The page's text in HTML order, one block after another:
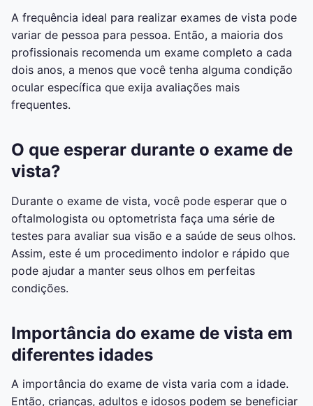
A frequência ideal para realizar exames de vista pode
variar de pessoa para pessoa. Então, a maioria dos
profissionais recomenda um exame completo a cada
dois anos, a menos que você tenha alguma condição
ocular específica que exija avaliações mais
frequentes.
O que esperar durante o exame de
vista?
Durante o exame de vista, você pode esperar que o
oftalmologista ou optometrista faça uma série de
testes para avaliar sua visão e a saúde de seus olhos.
Assim, este é um procedimento indolor e rápido que
pode ajudar a manter seus olhos em perfeitas
condições.
Importância do exame de vista em
diferentes idades
A importância do exame de vista varia com a idade.
Então, crianças, adultos e idosos podem se beneficiar